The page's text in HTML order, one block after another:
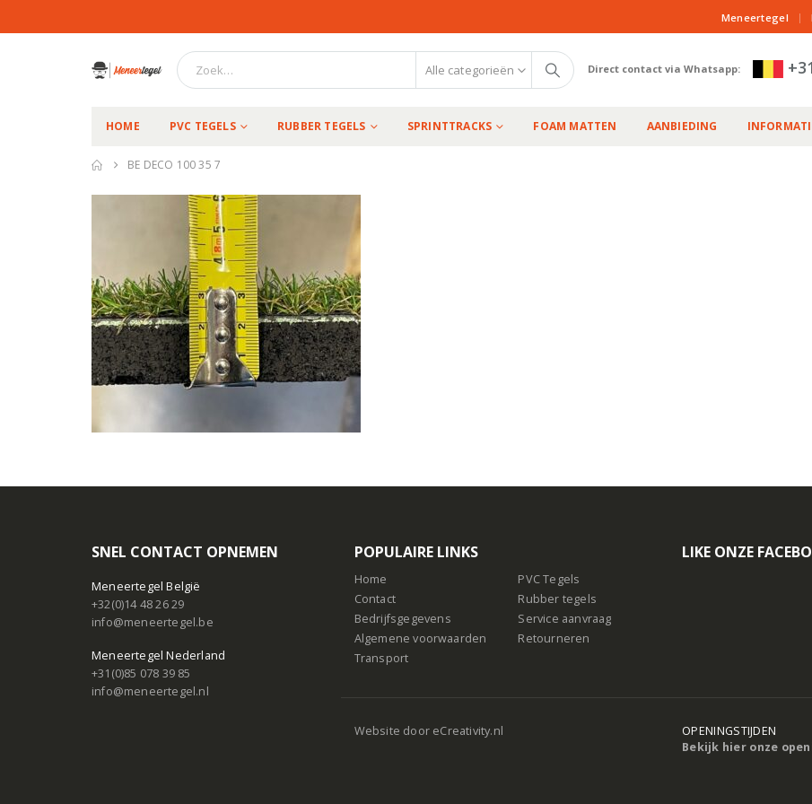
Meneertegel |
Alle categorieën Direct contact via Whatsapp:
HOME PVC TEGELS RUBBER TEGELS SPRINTTRACKS FOAM MATTEN AANBIEDING
BE DECO 100 35 7
SNEL CONTACT OPNEMEN
Meneertegel België
+32(0)14 48 26 29
info@meneertegel.be
Meneertegel Nederland
+31(0)85 078 39 85
info@meneertegel.nl
POPULAIRE LINKS
Home
Contact
Bedrijfsgegevens
Algemene voorwaarden
Transport
PVC Tegels
Rubber tegels
Service aanvraag
Retourneren
LIKE ONZE
Website door eCreativity.nl
OPENINGSTIJDEN
Bekijk hier onze